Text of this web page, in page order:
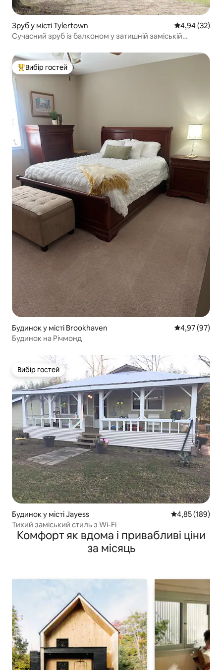
Зруб у місті Tylertown Середня
4,94 (32)
Сучасний зруб із балконом у затишній заміській
Топ вибір гостей
Вибір гостей
Будинок у місті Brookhaven Середня
4,97 (97)
Будинок на Річмонд
Вибір гостей
Вибір гостей
Будинок у місті Jayess Середня
4,85 (189)
Тихий заміський стиль з Wi-Fi
Комфорт як вдома і привабливі ціни
за місяць